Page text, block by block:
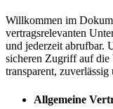
Willkommen im
vertragsrelevanten
und jederzeit abrufbar.
sicheren Zugriff auf die
transparent,
Allgemeine